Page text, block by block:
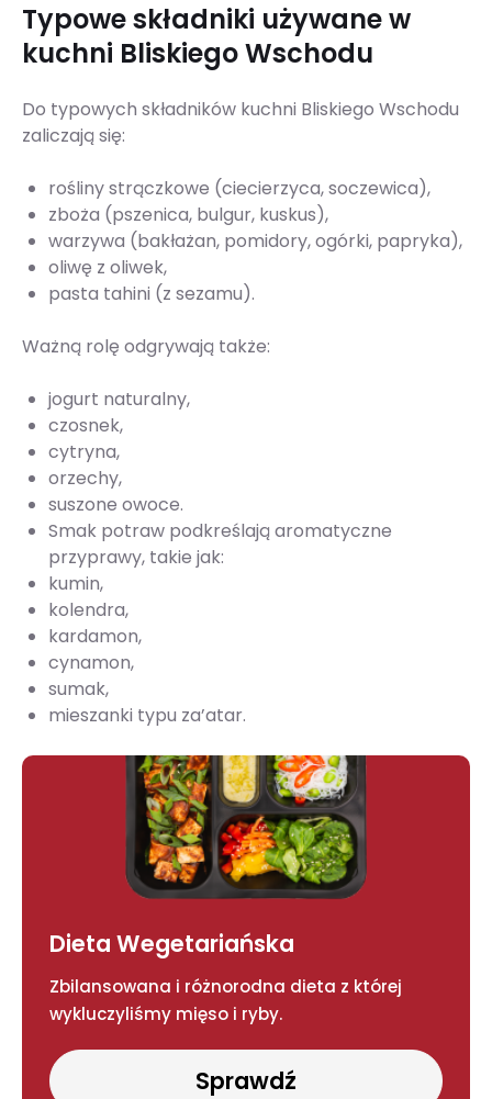
Typowe składniki używane w
kuchni Bliskiego Wschodu
Do typowych składników kuchni Bliskiego Wschodu
zaliczają się:
rośliny strączkowe (ciecierzyca, soczewica),
zboża (pszenica, bulgur, kuskus),
warzywa (bakłażan, pomidory, ogórki, papryka),
oliwę z oliwek,
pasta tahini (z sezamu).
Ważną rolę odgrywają także:
jogurt naturalny,
czosnek,
cytryna,
orzechy,
suszone owoce.
Smak potraw podkreślają aromatyczne
przyprawy, takie jak:
kumin,
kolendra,
kardamon,
cynamon,
sumak,
mieszanki typu za’atar.
Dieta Wegetariańska
Zbilansowana i różnorodna dieta z której
wykluczyliśmy mięso i ryby.
Sprawdź